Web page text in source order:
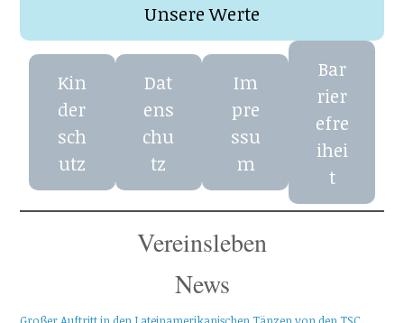
Unsere Werte
Kin
der
sch
utz
Dat
ens
chu
tz
Im
pre
ssu
m
Bar
rier
efre
ihei
t
Vereinsleben
News